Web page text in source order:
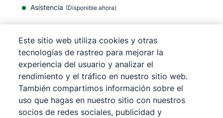
Asistencia (Disponible ahora)
©2026Pipedrive
Pipedrive
Términos de servicio
Pipedrive
Aviso de privacidad
Mapa del sitio
Aviso de Cookies
Este sitio web utiliza cookies y otras
tecnologías de rastreo para mejorar la
experiencia del usuario y analizar el
rendimiento y el tráfico en nuestro sitio web.
También compartimos información sobre el
uso que hagas en nuestro sitio con nuestros
socios de redes sociales, publicidad y